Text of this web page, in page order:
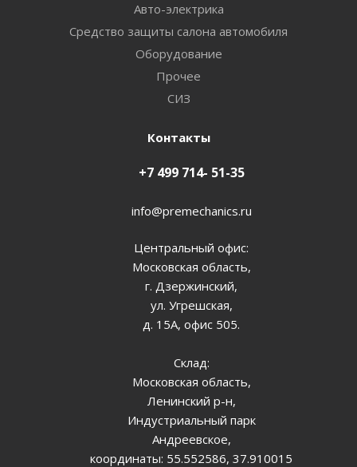
Авто-электрика
Средство защиты салона автомобиля
Оборудование
Прочее
СИЗ
Контакты
+7 499 714- 51-35
info@premechanics.ru
Центральный офис:
Московская область,
г. Дзержинский,
ул. Угрешская,
д. 15А, офис 505.
Склад:
Московская область,
Ленинский р-н,
Индустриальный парк
Андреевское,
координаты: 55.552586, 37.910015